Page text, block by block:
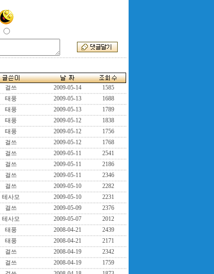
걸쓰 2009-05-14
1585
태풍 2009-05-13
1688
태풍 2009-05-13
1789
태풍 2009-05-12
1838
태풍 2009-05-12
1756
걸쓰 2009-05-12
1768
걸쓰 2009-05-11
2541
걸쓰 2009-05-11
2186
걸쓰 2009-05-11
2346
걸쓰 2009-05-10
2282
테사모 2009-05-10
2231
걸쓰 2009-05-09
2376
테사모 2009-05-07
2012
태풍 2008-04-21
2439
태풍 2008-04-21
2171
걸쓰 2008-04-19
2342
걸쓰 2008-04-19
1759